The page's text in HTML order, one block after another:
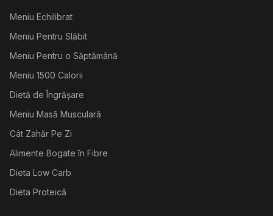
Meniu Echilibrat
Meniu Pentru Slăbit
Meniu Pentru o Săptămână
Meniu 1500 Calorii
Dietă de Îngrășare
Meniu Masă Musculară
Cât Zahăr Pe Zi
Alimente Bogate în Fibre
Dieta Low Carb
Dieta Proteică